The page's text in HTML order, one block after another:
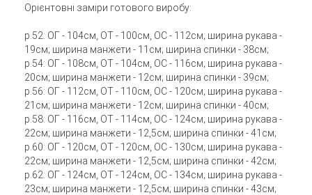
Орієнтовні заміри готового виробу:
р.52: ОГ - 104см, ОТ - 100см, ОС - 112см; ширина рукава -
19см; ширина манжети - 11см; ширина спинки - 38см;
р.54: ОГ - 108см, ОТ - 104см, ОС - 116см; ширина рукава -
20см; ширина манжети - 12см; ширина спинки - 39см;
р.56: ОГ - 112см, ОТ - 110см, ОС - 120см; ширина рукава -
21см; ширина манжети - 12см; ширина спинки - 40см;
р.58: ОГ - 116см, ОТ - 114см, ОС - 124см; ширина рукава -
22см; ширина манжети - 12,5см; ширина спинки - 41см;
р.60: ОГ - 120см, ОТ - 120см, ОС - 130см; ширина рукава -
22см; ширина манжети - 12,5см; ширина спинки - 42см;
р.62: ОГ - 124см, ОТ - 124см, ОС - 134см; ширина рукава -
23см; ширина манжети - 12,5см; ширина спинки - 43см;